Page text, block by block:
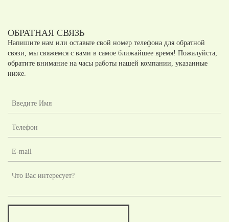
ОБРАТНАЯ СВЯЗЬ
Напишите нам или оставьте свой номер телефона для обратной
связи, мы свяжемся с вами в самое ближайшее время! Пожалуйста,
обратите внимание на часы работы нашей компании, указанные
ниже.